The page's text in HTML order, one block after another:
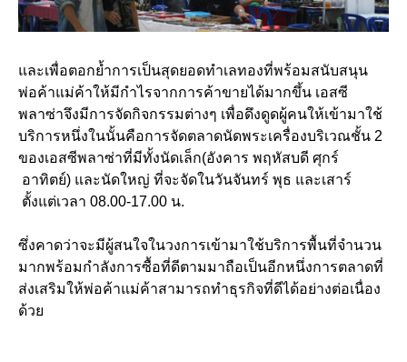
และเพื่อตอกย้ำการเป็นสุดยอดทำเลทองที่พร้อมสนับสนุน
พ่อค้าแม่ค้าให้มีกำไรจากการค้าขายได้มากขึ้น เอสซี
พลาซ่าจึงมีการจัดกิจกรรมต่างๆ เพื่อดึงดูดผู้คนให้เข้ามาใช้
บริการหนึ่งในนั้นคือการจัดตลาดนัดพระเครื่องบริเวณชั้น 2
ของเอสซีพลาซ่าที่มีทั้งนัดเล็ก(อังคาร พฤหัสบดี ศุกร์
อาทิตย์) และนัดใหญ่ ที่จะจัดในวันจันทร์ พุธ และเสาร์
ตั้งแต่เวลา 08.00-17.00 น.
ซึ่งคาดว่าจะมีผู้สนใจในวงการเข้ามาใช้บริการพื้นที่จำนวน
มากพร้อมกำลังการซื้อที่ดีตามมาถือเป็นอีกหนึ่งการตลาดที่
ส่งเสริมให้พ่อค้าแม่ค้าสามารถทำธุรกิจที่ดีได้อย่างต่อเนื่อง
ด้วย